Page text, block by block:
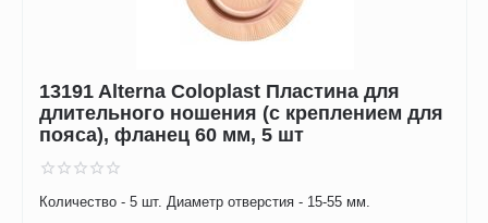
13191 Alterna Coloplast Пластина для
длительного ношения (с креплением для
пояса), фланец 60 мм, 5 шт
Количество - 5 шт. Диаметр отверстия - 15-55 мм.